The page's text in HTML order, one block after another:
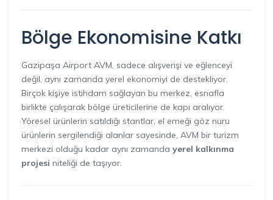
Bölge Ekonomisine Katkı
Gazipaşa Airport AVM, sadece alışverişi ve eğlenceyi
değil, aynı zamanda yerel ekonomiyi de destekliyor.
Birçok kişiye istihdam sağlayan bu merkez, esnafla
birlikte çalışarak bölge üreticilerine de kapı aralıyor.
Yöresel ürünlerin satıldığı stantlar, el emeği göz nuru
ürünlerin sergilendiği alanlar sayesinde, AVM bir turizm
merkezi olduğu kadar aynı zamanda yerel kalkınma
projesi niteliği de taşıyor.